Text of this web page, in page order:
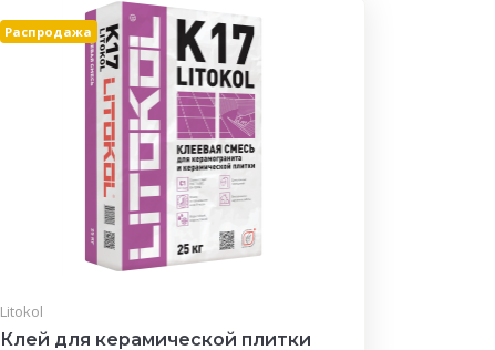
Распродажа
Litokol
Клей для керамической плитки